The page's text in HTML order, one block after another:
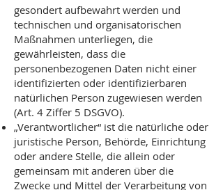
gesondert aufbewahrt werden und
technischen und organisatorischen
Maßnahmen unterliegen, die
gewährleisten, dass die
personenbezogenen Daten nicht einer
identifizierten oder identifizierbaren
natürlichen Person zugewiesen werden
(Art. 4 Ziffer 5 DSGVO).
„Verantwortlicher“ ist die natürliche oder
juristische Person, Behörde, Einrichtung
oder andere Stelle, die allein oder
gemeinsam mit anderen über die
Zwecke und Mittel der Verarbeitung von